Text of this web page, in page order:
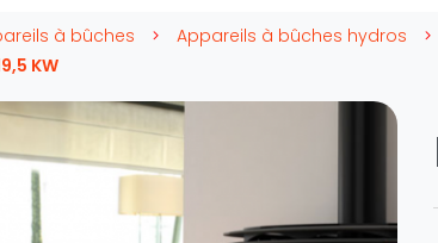
à bûches Appareils à bûches hydros
KW